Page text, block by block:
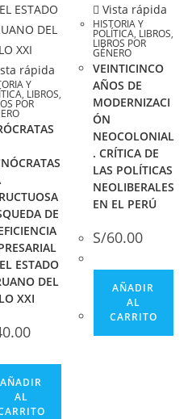
rápida
Y
, LIBROS,
POR
DE
ESTADO
DEL
XXI
AÑADIR
AL
Vista rápida
HISTORIA Y
POLÍTICA, LIBROS,
LIBROS POR
GÉNERO
VEINTICINCO
AÑOS DE
MODERNIZACI
ÓN
NEOCOLONIAL
. CRÍTICA DE
LAS POLÍTICAS
NEOLIBERALES
EN EL PERÚ
S/60.00
AÑADIR
AL
CARRITO